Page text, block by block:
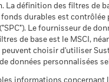
défaut avant que les titres
raison des mouvements
a baissé et/ou la
aux secteurs
pour le charbon
est calculée et déclarée
plus de 5 % de leurs
ou des sables
La définition des filtres de
durables est contrôlée
Le fournisseur de
de base est le MSCI,
choisir d'utiliser
données personnalisées